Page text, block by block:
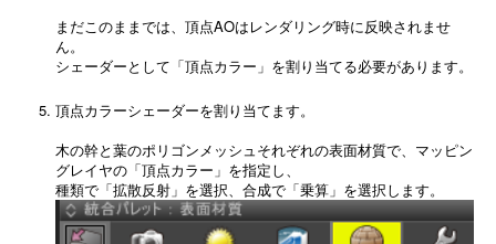
まだこのままでは、頂点AOはレンダリング時に反映されませ
ん。
シェーダーとして「頂点カラー」を割り当てる必要があります。
頂点カラーシェーダーを割り当てます。
木の幹と葉のポリゴンメッシュそれぞれの表面材質で、マッピン
グレイヤの「頂点カラー」を指定し、
種類で「拡散反射」を選択、合成で「乗算」を選択します。